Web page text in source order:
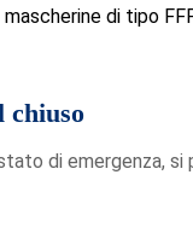
di tipo
chiuso
di emergenza, si